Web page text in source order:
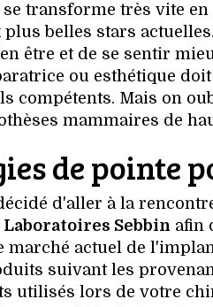
transforme très vite
belles stars
être et de se sentir
ou esthétique
compétents. Mais on
mammaires de
de pointe
d'aller à la
Laboratoires Sebbin afin
marché actuel de
suivant les
utilisés lors de votre